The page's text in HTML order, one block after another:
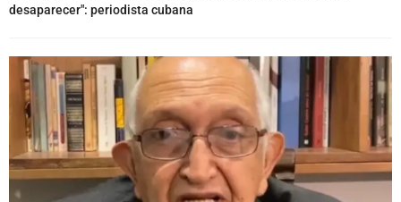
desaparecer": periodista cubana